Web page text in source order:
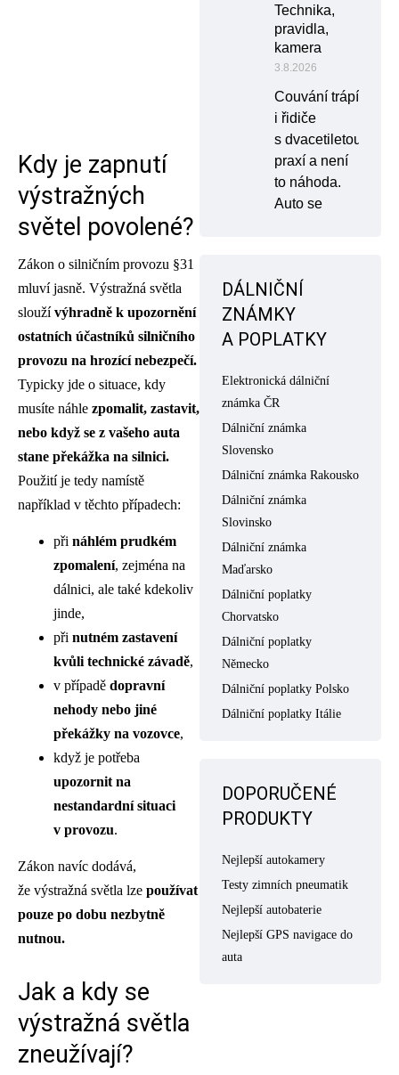
Kdy je zapnutí
výstražných
světel povolené?
Zákon o silničním provozu §31
mluví jasně. Výstražná světla
sloužívýhradně k upozornění
ostatních účastníků silničního
provozu na hrozící nebezpečí.
Typicky jde o situace, kdy
musíte náhle zpomalit, zastavit,
nebo když se z vašeho auta
stane překážka na silnici.
Použití je tedy namístě
například v těchto případech:
při náhlém prudkém
zpomalení, zejména na
dálnici, ale také kdekoliv
jinde,
při nutném zastavení
kvůli technické závadě,
v případě dopravní
nehody nebo jiné
překážky na vozovce,
když je potřeba
upozornit na
nestandardní situaci
v provozu.
Zákon navíc dodává,
že výstražná světla lze používat
pouze po dobu nezbytně
nutnou.
Jak a kdy se
výstražná světla
zneužívají?
Technika,
pravidla,
kamera
3.8.2026
Couvání trápí
i řidiče
s dvacetiletou
praxí a není
to náhoda.
Auto se
DÁLNIČNÍ
ZNÁMKY
A POPLATKY
Elektronická dálniční
známka ČR
Dálniční známka
Slovensko
Dálniční známka Rakousko
Dálniční známka
Slovinsko
Dálniční známka
Maďarsko
Dálniční poplatky
Chorvatsko
Dálniční poplatky
Německo
Dálniční poplatky Polsko
Dálniční poplatky Itálie
DOPORUČENÉ
PRODUKTY
Nejlepší autokamery
Testy zimních pneumatik
Nejlepší autobaterie
Nejlepší GPS navigace do
auta